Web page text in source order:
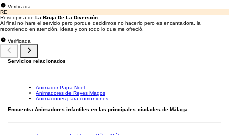
Verificada
RE
Reisi opina de La Bruja De La Diversión:
Al final no hare el servicio pero porque decidimos no hacerlo pero es encantadora, la
recomiendo en atención, ideas y con todo lo que me ofreció.
Verificada
Servicios relacionados
Animador Papa Noel
Animadores de Reyes Magos
Animaciones para comuniones
Encuentra Animadores infantiles en las principales ciudades de Málaga